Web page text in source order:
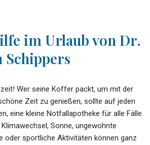
im Urlaub von Dr.
Schippers
Wer seine Koffer packt, um mit der
Zeit zu genießen, sollte auf jeden
eine kleine Notfallapotheke für alle Fälle
Sonne, ungewohnte
oder sportliche Aktivitäten können ganz